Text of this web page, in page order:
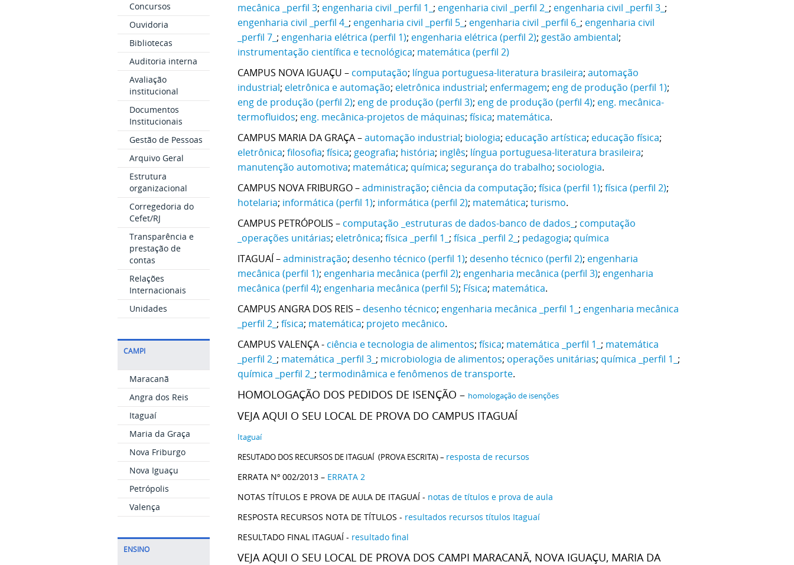
Concursos
Ouvidoria
Bibliotecas
Auditoria interna
Avaliação
institucional
Documentos
Institucionais
Gestão de Pessoas
Arquivo Geral
Estrutura
organizacional
Corregedoria do
Cefet/RJ
Transparência e
prestação de
contas
Relações
Internacionais
Unidades
CAMPI
Maracanã
Angra dos Reis
Itaguaí
Maria da Graça
Nova Friburgo
Nova Iguaçu
Petrópolis
Valença
ENSINO
mecânica _perfil 3; engenharia civil _perfil 1_ ; engenharia civil _perfil 2_ ; engenharia civil _perfil 3_ ;
engenharia civil _perfil 4_ ; engenharia civil _perfil 5_ ; engenharia civil _perfil 6_ ; engenharia civil
_perfil 7_ ; engenharia elétrica (perfil 1); engenharia elétrica (perfil 2); gestão ambiental;
instrumentação científica e tecnológica; matemática (perfil 2)
CAMPUS NOVA IGUAÇU – computação; língua portuguesa-literatura brasileira; automação
industrial; eletrônica e automação; eletrônica industrial; enfermagem; eng de produção (perfil 1);
eng de produção (perfil 2); eng de produção (perfil 3); eng de produção (perfil 4); eng. mecânica-
termofluidos; eng. mecânica-projetos de máquinas; física; matemática.
CAMPUS MARIA DA GRAÇA –automação industrial; biologia; educação artística; educação física;
eletrônica; filosofia; física; geografia; história; inglês; língua portuguesa-literatura brasileira;
manutenção automotiva; matemática; química; segurança do trabalho; sociologia.
CAMPUS NOVA FRIBURGO –administração; ciência da computação; física (perfil 1); física (perfil 2);
hotelaria; informática (perfil 1); informática (perfil 2); matemática; turismo.
CAMPUS PETRÓPOLIS – computação _estruturas de dados-banco de dados_ ; computação
operações unitárias; eletrônica; física _perfil 1_ ; física _perfil 2_ ; pedagogia; química
ITAGUAÍ –administração; desenho técnico (perfil 1); desenho técnico (perfil 2); engenharia
mecânica (perfil 1); engenharia mecânica (perfil 2); engenharia mecânica (perfil 3); engenharia
mecânica (perfil 4); engenharia mecânica (perfil 5); Física; matemática.
CAMPUS ANGRA DOS REIS – desenho técnico; engenharia mecânica _perfil 1_ ; engenharia mecânica
_perfil 2_ ; física; matemática; projeto mecânico.
CAMPUS VALENÇA - ciência e tecnologia de alimentos; física; matemática _perfil 1_ ; matemática
_perfil 2_ ; matemática _perfil 3_ ; microbiologia de alimentos; operações unitárias; química _perfil 1_ ;
química _perfil 2_ ; termodinâmica e fenômenos de transporte.
HOMOLOGAÇÃO DOS PEDIDOS DE ISENÇÃO – homologação de isenções
VEJA AQUI O SEU LOCAL DE PROVA DO CAMPUS ITAGUAÍ
Itaguaí
RESUTADO DOS RECURSOS DE ITAGUAÍ (PROVA ESCRITA) – resposta de recursos
ERRATA Nº 002/2013 – ERRATA 2
NOTAS TÍTULOS E PROVA DE AULA DE ITAGUAÍ - notas de títulos e prova de aula
RESPOSTA RECURSOS NOTA DE TÍTULOS - resultados recursos títulos Itaguaí
RESULTADO FINAL ITAGUAÍ - resultado final
VEJA AQUI O SEU LOCAL DE PROVA DOS CAMPI MARACANÃ, NOVA IGUAÇU, MARIA DA